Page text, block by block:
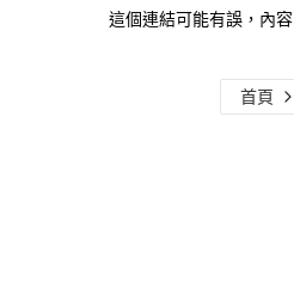
這個連結可能有誤，內
首頁